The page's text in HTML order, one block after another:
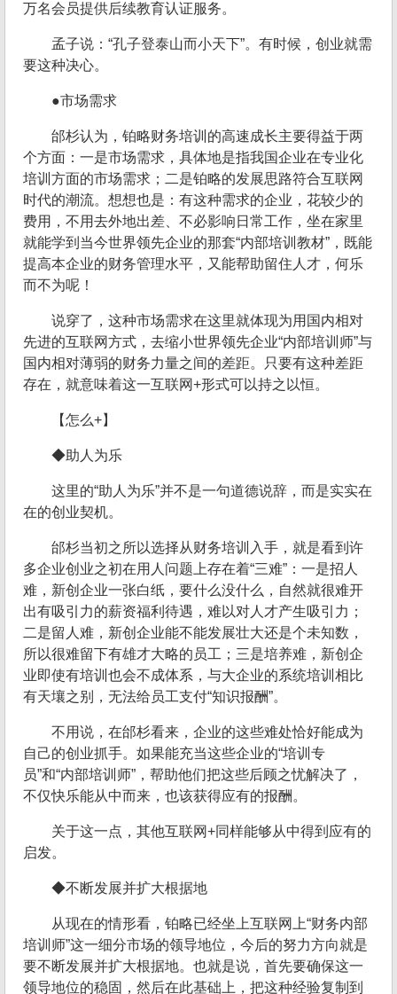
万名会员提供后续教育认证服务。
孟子说：“孔子登泰山而小天下”。有时候，创业就需
要这种决心。
●市场需求
邰杉认为，铂略财务培训的高速成长主要得益于两
个方面：一是市场需求，具体地是指我国企业在专业化
培训方面的市场需求；二是铂略的发展思路符合互联网
时代的潮流。想想也是：有这种需求的企业，花较少的
费用，不用去外地出差、不必影响日常工作，坐在家里
就能学到当今世界领先企业的那套“内部培训教材”，既能
提高本企业的财务管理水平，又能帮助留住人才，何乐
而不为呢！
说穿了，这种市场需求在这里就体现为用国内相对
先进的互联网方式，去缩小世界领先企业“内部培训师”与
国内相对薄弱的财务力量之间的差距。只要有这种差距
存在，就意味着这一互联网+形式可以持之以恒。
【怎么+】
◆助人为乐
这里的“助人为乐”并不是一句道德说辞，而是实实在
在的创业契机。
邰杉当初之所以选择从财务培训入手，就是看到许
多企业创业之初在用人问题上存在着“三难”：一是招人
难，新创企业一张白纸，要什么没什么，自然就很难开
出有吸引力的薪资福利待遇，难以对人才产生吸引力；
二是留人难，新创企业能不能发展壮大还是个未知数，
所以很难留下有雄才大略的员工；三是培养难，新创企
业即使有培训也会不成体系，与大企业的系统培训相比
有天壤之别，无法给员工支付“知识报酬”。
不用说，在邰杉看来，企业的这些难处恰好能成为
自己的创业抓手。如果能充当这些企业的“培训专
员”和“内部培训师”，帮助他们把这些后顾之忧解决了，
不仅快乐能从中而来，也该获得应有的报酬。
关于这一点，其他互联网+同样能够从中得到应有的
启发。
◆不断发展并扩大根据地
从现在的情形看，铂略已经坐上互联网上“财务内部
培训师”这一细分市场的领导地位，今后的努力方向就是
要不断发展并扩大根据地。也就是说，首先要确保这一
领导地位的稳固，然后在此基础上，把这种经验复制到